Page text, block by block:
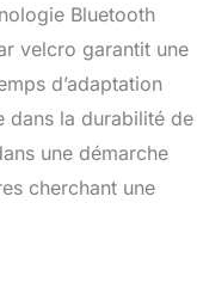
Bluetooth
velcro garantit une
d’adaptation
dans la durabilité de
une démarche
cherchant une